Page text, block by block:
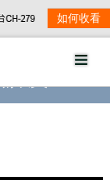
如何收看